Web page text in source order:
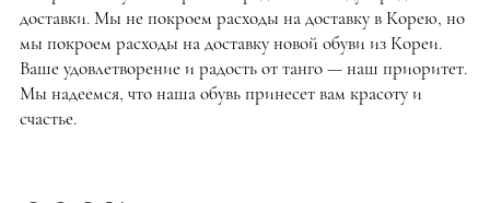
доставки. Мы не покроем расходы на доставку в Корею, но
мы покроем расходы на доставку новой обуви из Кореи.
Ваше удовлетворение и радость от танго — наш приоритет.
Мы надеемся, что наша обувь принесет вам красоту и
счастье.